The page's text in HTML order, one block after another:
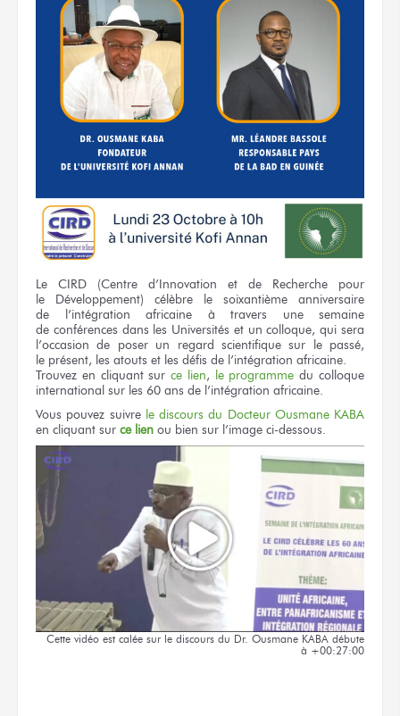
Le CIRD (Centre d’Innovation et de Recherche pour
le Développement) célèbre le soixantième anniversaire
de l’intégration africaine à travers
une semaine
de conférences dans les Universités et un colloque, qui sera
l’occasionde poser un regard scientifiquesur le passé,
le présent, les atouts et les défis de l’intégration africaine.
Trouvez en cliquant surce lien, le programme du colloque
international sur les 60 ans de l’intégration africaine.
Vous pouvez suivre le discours du Docteur Ousmane KABA
en cliquant sur ce lien ou bien sur l’image ci-dessous.
Cette vidéo est calée sur le discours du Dr. Ousmane KABA débute
à +00:27:00